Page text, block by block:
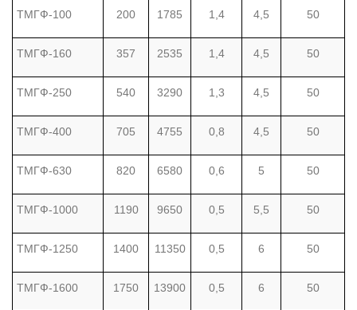
ТМГФ-100 200 1785 1,4 4,5 50
ТМГФ-160 357 2535 1,4 4,5 50
ТМГФ-250 540 3290 1,3 4,5 50
ТМГФ-400 705 4755 0,8 4,5 50
ТМГФ-630 820 6580 0,6 5 50
ТМГФ-1000 1190 9650 0,5 5,5 50
ТМГФ-1250 1400 11350 0,5 6 50
ТМГФ-1600 1750 13900 0,5 6 50